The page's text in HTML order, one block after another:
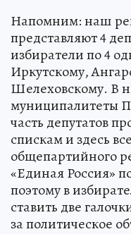
Напомним: наш
представляют 4
избиратели по 4
Иркутскому,
Шелеховскому. В
муниципалитеты
часть депутатов
спискам и здесь
общепартийного
«Единая Россия»
поэтому в
ставить две
за политическое